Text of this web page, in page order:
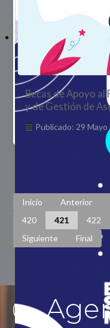
Becas de Apoyo
y de Gestión de
Publicado: 29
Inicio
Anterior
420
421 422
Siguiente
Final